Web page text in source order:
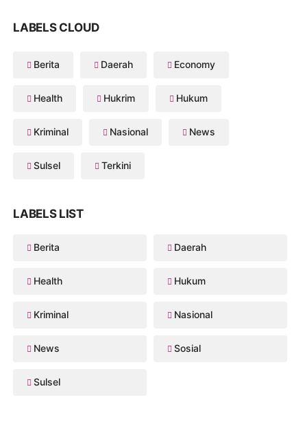
LABELS CLOUD
Berita Daerah Economy
Health Hukrim Hukum
Kriminal Nasional News
Sulsel Terkini
LABELS LIST
Berita Daerah
Health Hukum
Kriminal Nasional
News Sosial
Sulsel